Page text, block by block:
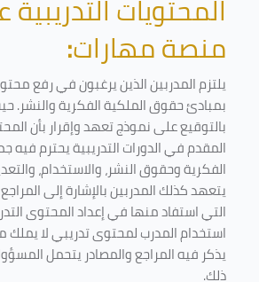
المحتويات
منصة مهارات:
يلتزم المدربين الذين يرغبون في رفع
بمبادئ حقوق الملكية الفكرية والنشر.
بالتوقيع على نموذج تعهد وإقرار بأن
المقدم في الدورات التدريبية يحترم فيه
الفكرية وحقوق النشر، والاستخدام،
يتعهد كذلك المدربين بالإشارة إلى
التي استفاد منها في إعداد المحتوى
استخدام المدرب لمحتوى تدريبي لا يملك
يذكر فيه المراجع والمصادر يتحمل
ذلك.